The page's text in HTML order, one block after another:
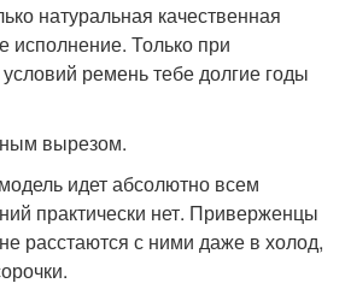
натуральная качественная
исполнение. Только при
ремень тебе долгие годы
вырезом.
идет абсолютно всем
практически нет. Приверженцы
расстаются с ними даже в холод,